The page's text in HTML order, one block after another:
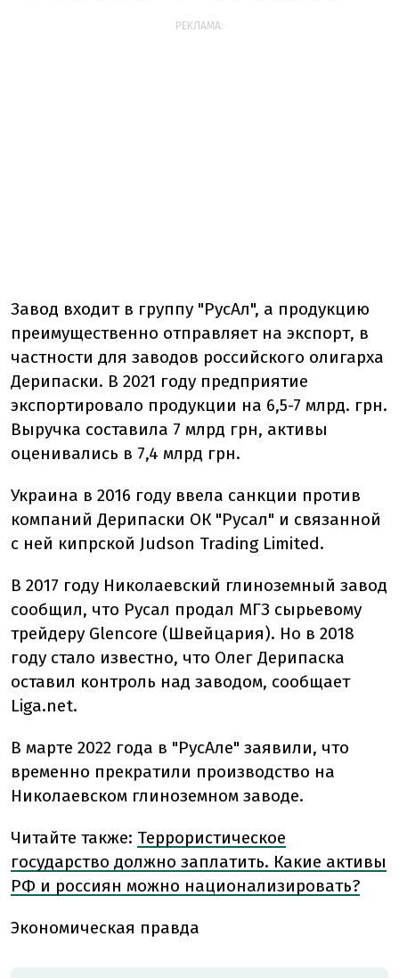
РЕКЛАМА:
Завод входит в группу "РусАл", а продукцию
преимущественно отправляет на экспорт, в
частности для заводов российского олигарха
Дерипаски. В 2021 году предприятие
экспортировало продукции на 6,5-7 млрд. грн.
Выручка составила 7 млрд грн, активы
оценивались в 7,4 млрд грн.
Украина в 2016 году ввела санкции против
компаний Дерипаски ОК "Русал" и связанной
с ней кипрской Judson Trading Limited.
В 2017 году Николаевский глиноземный завод
сообщил, что Русал продал МГЗ сырьевому
трейдеру Glencore (Швейцария). Но в 2018
году стало известно, что Олег Дерипаска
оставил контроль над заводом, сообщает
Liga.net.
В марте 2022 года в "РусАле" заявили, что
временно прекратили производство на
Николаевском глиноземном заводе.
Читайте также: Террористическое
государство должно заплатить. Какие активы
РФ и россиян можно национализировать?
Экономическая правда